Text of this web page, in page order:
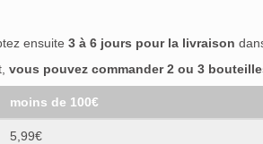
ensuite 3 à 6 jours pour la livraison
vous pouvez commander 2 ou 3
moins de 100€
5,99€